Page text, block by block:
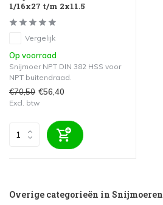
1/16x27 t/m 2x11.5
Vergelijk
Op voorraad
Snijmoer NPT DIN 382 HSS voor
NPT buitendraad.
€70,50 €56,40
Excl. btw
Overige categorieën in Snijmoeren